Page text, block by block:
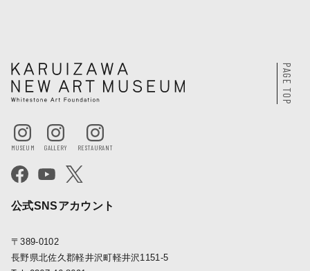
公式SNSアカウント
〒389-0102
長野県北佐久郡軽井沢町軽井沢1151-5
PAGE TOP